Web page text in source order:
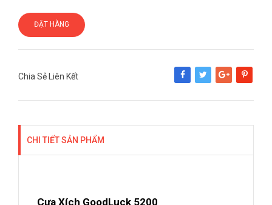
ĐẶT HÀNG
Chia Sẻ Liên Kết
Share Tweet Google+Pinterest
CHI TIẾT SẢN PHẨM
Cưa Xích GoodLuck 5200